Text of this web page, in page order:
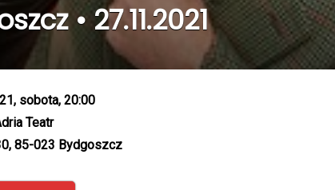
• 27.11.2021
sobota, 20:00
Teatr
85-023 Bydgoszcz